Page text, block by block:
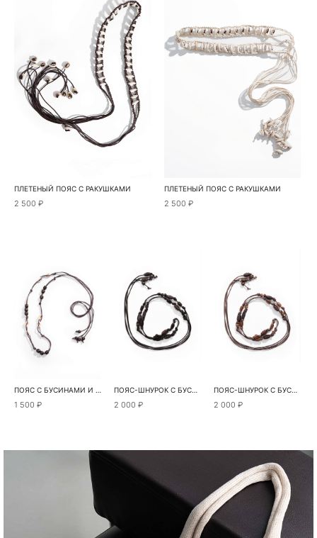
ПЛЕТЕНЫЙ ПОЯС С РАКУШКАМИ
2 500 ₽
ПЛЕТЕНЫЙ ПОЯС С РАКУШКАМИ
2 500 ₽
ПОЯС С БУСИНАМИ И РАКУШКАМИ
1 500 ₽
ПОЯС-ШНУРОК С БУСИНАМИ
2 000 ₽
ПОЯС-ШНУРОК С БУСИНАМИ
2 000 ₽